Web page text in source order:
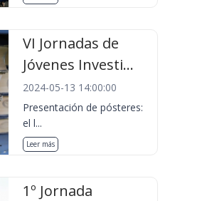
VI Jornadas de
Jóvenes Investi...
2024-05-13 14:00:00
Presentación de pósteres:
el l...
Leer más
1º Jornada